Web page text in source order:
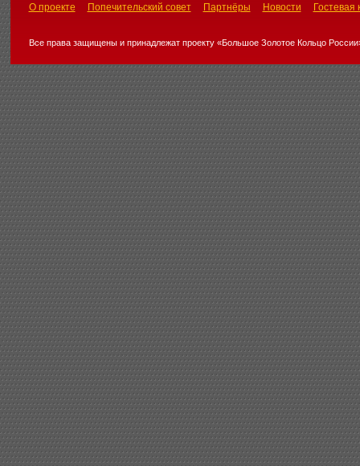
О проекте Попечительский совет Партнёры Новости Гостевая
Все права защищены и принадлежат проекту «Большое Золотое Кольцо